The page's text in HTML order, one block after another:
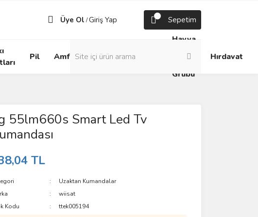
Üye Ol /Giriş Yap Sepetim
Pil Amfi
Box
Prizler
Havya
Lehim
Grubu
Hırdavat
55lm660s Smart Led Tv
TL
Uzaktan Kumandalar
wiisat
Kodu
ttek005194